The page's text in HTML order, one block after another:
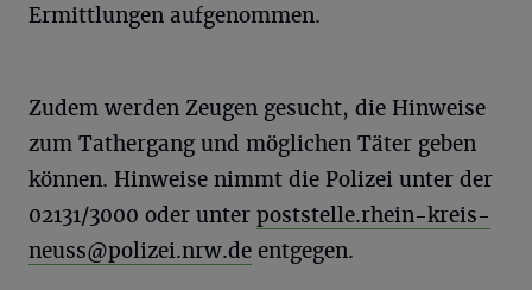
Ermittlungen aufgenommen.
Zudem werden Zeugen gesucht, die Hinweise
zum Tathergang und möglichen Täter geben
können. Hinweise nimmt die Polizei unter der
02131/3000 oder unter poststelle.rhein-kreis-
neuss@polizei.nrw.de entgegen.